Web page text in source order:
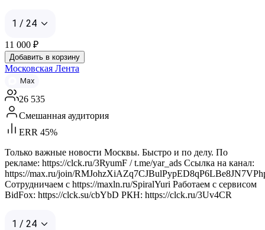
1 / 24
11 000 ₽
Добавить в корзину
Московская Лента
Max
26 535
Смешанная аудитория
ERR 45%
Только важные новости Москвы. Быстро и по делу. По
рекламе: https://clck.ru/3RyumF / t.me/yar_ads Ссылка на канал:
https://max.ru/join/
Сотрудничаем с https://maxln.ru/SpiralYuri Работаем с сервисом
BidFox: https://clck.su/cbYbD РКН: https://clck.ru/3Uv4CR
1 / 24